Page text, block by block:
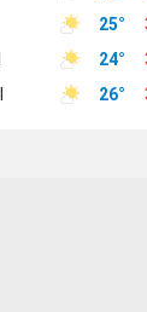
25°
24°
26°